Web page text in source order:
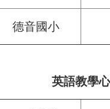
德音國小
英語教學